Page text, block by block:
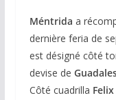
Méntrida a
dernière feria de
est désigné côté
devise de
Côté cuadrilla